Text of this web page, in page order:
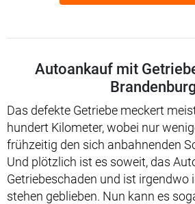
Autoankauf mit
Das defekte Getriebe meckert
hundert Kilometer, wobei nur
frühzeitig den sich anbahnenden
Und plötzlich ist es soweit, das
Getriebeschaden und ist irgendwo
stehen geblieben. Nun kann es